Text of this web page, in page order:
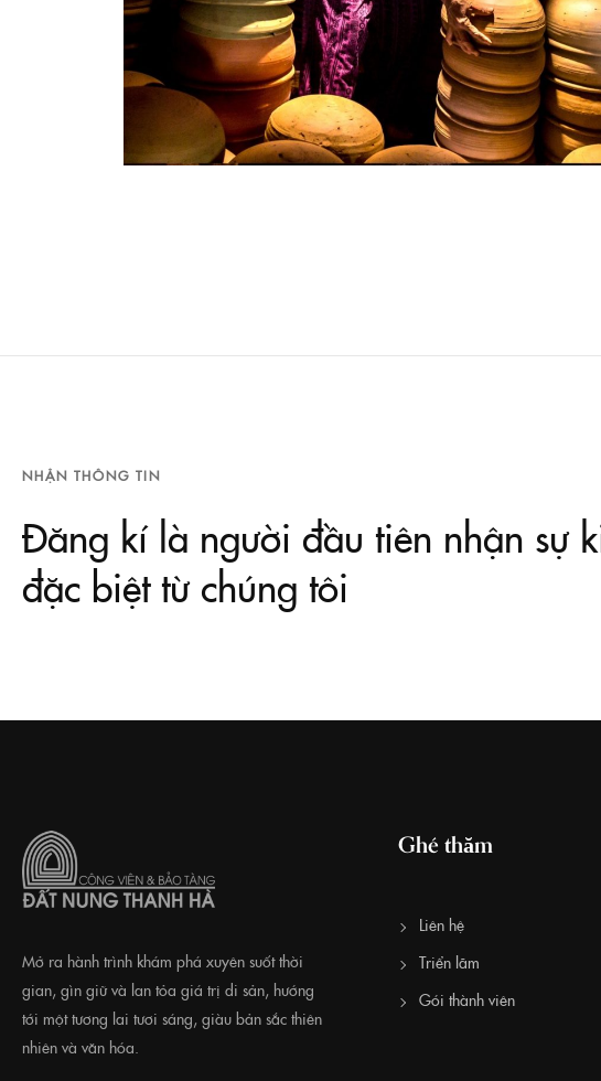
NHẬN THÔNG TIN
Đăng kí là người đầu tiên nhận sự
đặc biệt từ chúng tôi
Mở ra hành trình khám phá xuyên suốt thời
gian, gìn giữ và lan tỏa giá trị di sản, hướng
tới một tương lai tươi sáng, giàu bản sắc thiên
nhiên và văn hóa.
Ghé thăm
Liên hệ
Triển lãm
Gói thành viên